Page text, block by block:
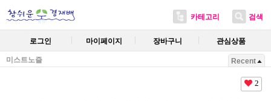
카테고리 검색
로그인 마이페이지 장바구니 관심상품
미스트노즐 Recent
2